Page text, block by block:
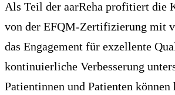
Als Teil der aarReha profitiert die
von der EFQM-Zertifizierung mit
das Engagement für exzellente
kontinuierliche Verbesserung
Patientinnen und Patienten können